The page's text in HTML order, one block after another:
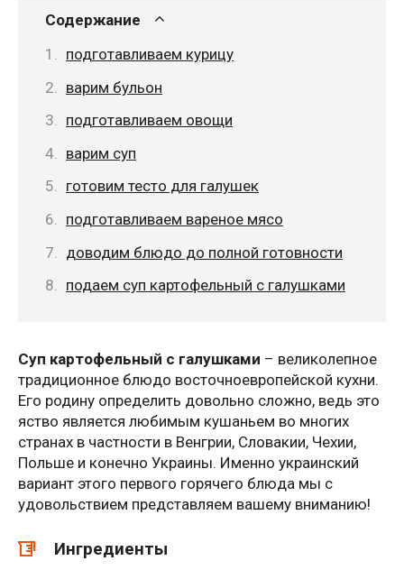
Содержание
подготавливаем курицу
варим бульон
подготавливаем овощи
варим суп
готовим тесто для галушек
подготавливаем вареное мясо
доводим блюдо до полной готовности
подаем суп картофельный с галушками
Суп картофельный с галушками – великолепное
традиционное блюдо восточноевропейской кухни.
Его родину определить довольно сложно, ведь это
яство является любимым кушаньем во многих
странах в частности в Венгрии, Словакии, Чехии,
Польше и конечно Украины. Именно украинский
вариант этого первого горячего блюда мы с
удовольствием представляем вашему вниманию!
Ингредиенты